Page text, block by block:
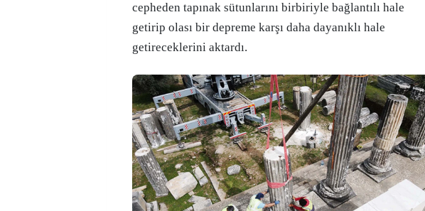
cepheden tapınak sütunlarını birbiriyle bağlantılı hale
getirip olası bir depreme karşı daha dayanıklı hale
getireceklerini aktardı.